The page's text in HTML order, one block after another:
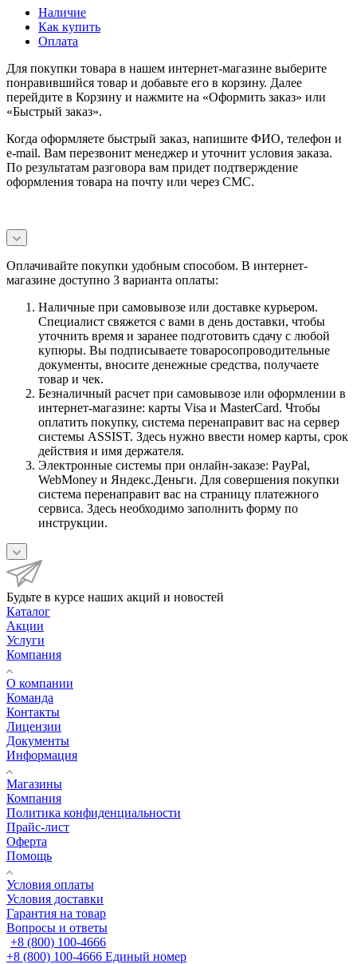
Наличие
Как купить
Оплата
Для покупки товара в нашем интернет-магазине выберите
понравившийся товар и добавьте его в корзину. Далее
перейдите в Корзину и нажмите на «Оформить заказ» или
«Быстрый заказ».
Когда оформляете быстрый заказ, напишите ФИО, телефон и
e-mail. Вам перезвонит менеджер и уточнит условия заказа.
По результатам разговора вам придет подтверждение
оформления товара на почту или через СМС.
Оплачивайте покупки удобным способом. В интернет-
магазине доступно 3 варианта оплаты:
Наличные при самовывозе или доставке курьером.
Специалист свяжется с вами в день доставки, чтобы
уточнить время и заранее подготовить сдачу с любой
купюры. Вы подписываете товаросопроводительные
документы, вносите денежные средства, получаете
товар и чек.
Безналичный расчет при самовывозе или оформлении в
интернет-магазине: карты Visa и MasterCard. Чтобы
оплатить покупку, система перенаправит вас на сервер
системы ASSIST. Здесь нужно ввести номер карты, срок
действия и имя держателя.
Электронные системы при онлайн-заказе: PayPal,
WebMoney и Яндекс.Деньги. Для совершения покупки
система перенаправит вас на страницу платежного
сервиса. Здесь необходимо заполнить форму по
инструкции.
Будьте в курсе наших акций и новостей
Каталог
Акции
Услуги
Компания
О компании
Команда
Контакты
Лицензии
Документы
Информация
Магазины
Компания
Политика конфиденциальности
Прайс-лист
Оферта
Помощь
Условия оплаты
Условия доставки
Гарантия на товар
Вопросы и ответы
+8 (800) 100-4666
+8 (800) 100-4666 Единый номер